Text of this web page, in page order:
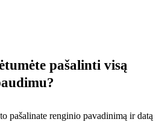
pašalinti visą
pašalinate renginio pavadinimą ir datą